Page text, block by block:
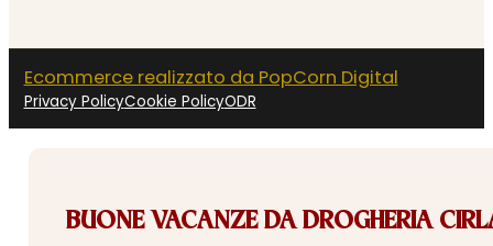
Ecommerce realizzato da PopCorn Digital
Privacy PolicyCookie PolicyODR
BUONE VACANZE DA DROGHERIA